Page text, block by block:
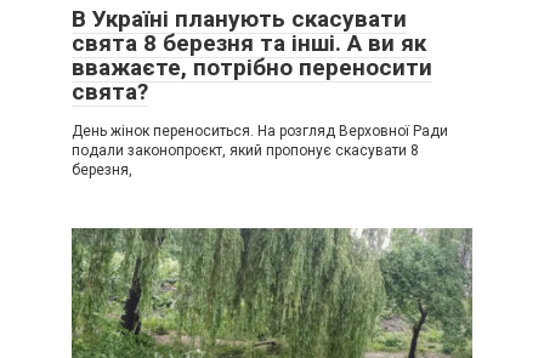
В Україні планують скасувати
свята 8 березня та інші. А ви як
вважаєте, потрібно переносити
свята?
День жінок переноситься. На розгляд Верховної Ради
подали законопроєкт, який пропонує скасувати 8
березня,